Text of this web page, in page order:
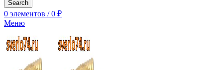
Search
0 элементов / 0 ₽
Меню